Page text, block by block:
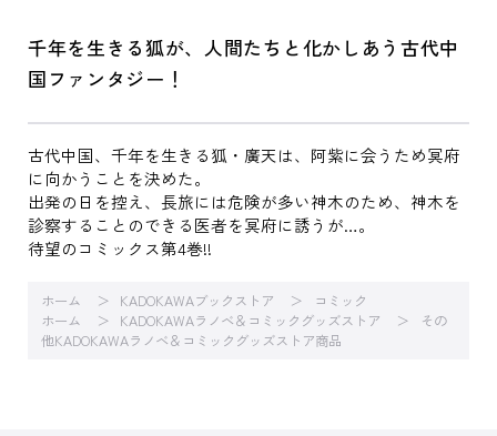
千年を生きる狐が、人間たちと化かしあう古代中
国ファンタジー！
古代中国、千年を生きる狐・廣天は、阿紫に会うため冥府
に向かうことを決めた。
出発の日を控え、長旅には危険が多い神木のため、神木を
診察することのできる医者を冥府に誘うが…。
待望のコミックス第4巻!!
ホーム KADOKAWAブックストア
コミック
ホーム
KADOKAWAラノベ＆コミックグッズストア
その
他KADOKAWAラノベ＆コミックグッズストア商品